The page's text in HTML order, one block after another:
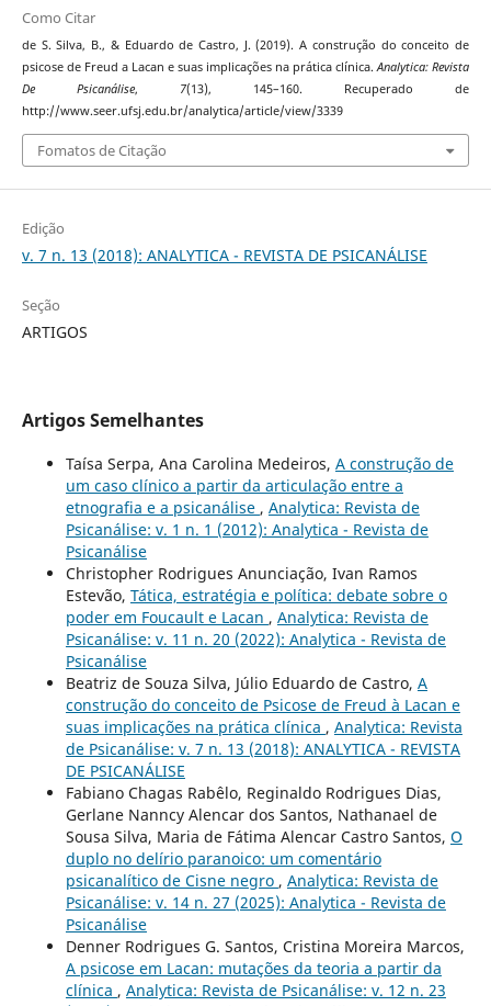
Como Citar
de S. Silva, B., & Eduardo de Castro, J. (2019). A construção do conceito de
psicose de Freud a Lacan e suas implicações na prática clínica.Analytica: Revista
De Psicanálise, 7(13), 145–160. Recuperado de
http://www.seer.ufsj.edu.br/analytica/article/view/3339
Fomatos de Citação
Edição
v. 7 n. 13 (2018): ANALYTICA - REVISTA DE PSICANÁLISE
Seção
ARTIGOS
Artigos Semelhantes
Taísa Serpa, Ana Carolina Medeiros, A construção de
um caso clínico a partir da articulação entre a
etnografia e a psicanálise , Analytica: Revista de
Psicanálise: v. 1 n. 1 (2012): Analytica - Revista de
Psicanálise
Christopher Rodrigues Anunciação, Ivan Ramos
Estevão, Tática, estratégia e política: debate sobre o
poder em Foucault e Lacan , Analytica: Revista de
Psicanálise: v. 11 n. 20 (2022): Analytica - Revista de
Psicanálise
Beatriz de Souza Silva, Júlio Eduardo de Castro, A
construção do conceito de Psicose de Freud à Lacan e
suas implicações na prática clínica , Analytica: Revista
de Psicanálise: v. 7 n. 13 (2018): ANALYTICA - REVISTA
DE PSICANÁLISE
Fabiano Chagas Rabêlo, Reginaldo Rodrigues Dias,
Gerlane Nanncy Alencar dos Santos, Nathanael de
Sousa Silva, Maria de Fátima Alencar Castro Santos, O
duplo no delírio paranoico: um comentário
psicanalítico de Cisne negro , Analytica: Revista de
Psicanálise: v. 14 n. 27 (2025): Analytica - Revista de
Psicanálise
Denner Rodrigues G. Santos, Cristina Moreira Marcos,
A psicose em Lacan: mutações da teoria a partir da
clínica , Analytica: Revista de Psicanálise: v. 12 n. 23